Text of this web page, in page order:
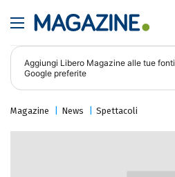
Aggiungi Libero Magazine alle tue fonti
Google preferite
Magazine News Spettacoli